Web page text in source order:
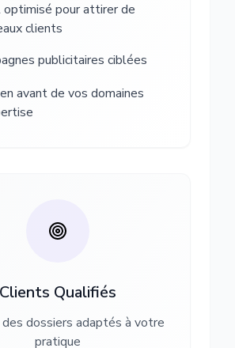
pour attirer de
clients
publicitaires ciblées
avant de vos domaines
Clients Qualifiés
dossiers adaptés à votre
pratique